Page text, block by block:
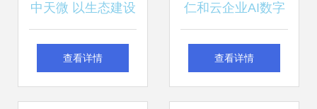
中天微 以生态建设
为引擎，加速客户
查看详情
仁和云企业AI数字
系统ERP+MES双
查看详情